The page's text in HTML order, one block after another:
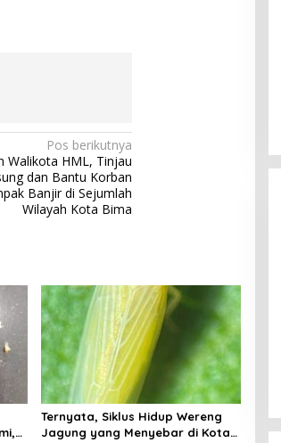
Pos berikutnya
Walikota HML, Tinjau
dan Bantu Korban
Banjir di Sejumlah
Wilayah Kota Bima
Ternyata, Siklus Hidup Wereng
Jagung yang Menyebar di Kota